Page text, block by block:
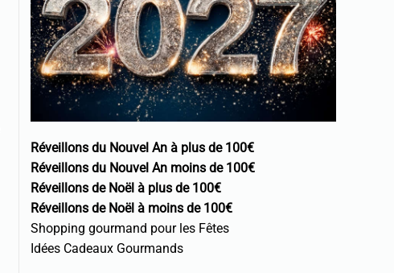
Réveillons du Nouvel An à plus de 100€
Réveillons du Nouvel An moins de 100€
Réveillons de Noël à plus de 100€
Réveillons de Noël à moins de 100€
Shopping gourmand pour les Fêtes
Idées Cadeaux Gourmands